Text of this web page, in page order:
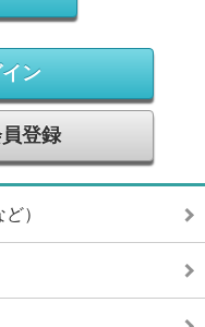
ン
登録
）